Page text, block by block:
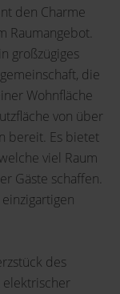
den Charme
Raumangebot.
großzügiges
die
Wohnfläche
von über
bereit. Es bietet
viel Raum
Gäste schaffen.
des
elektrischer